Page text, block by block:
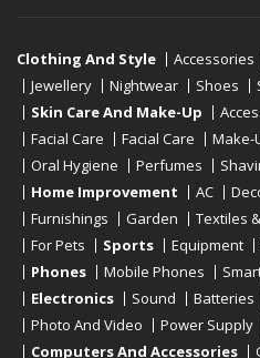
Clothing And Style Accessories
Jewellery
Nightwear Shoes
Skin Care And Make-Up
Facial Care
Facial Care Make-
Oral Hygiene
Perfumes
Home Improvement
AC
Furnishings
Garden Textiles
For Pets
Sports Equipment
Phones
Mobile Phones
Electronics
Sound Batteries
Photo And Video
Power Supply
Computers And Accessories